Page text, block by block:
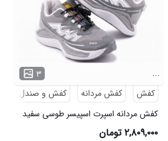
۳
...
کفش
کفش مردانه
کفش و صندل
کفش مردانه اسپرت اسپیسر طوسی سفید
Salamon مدل 50728
۲,۸۰۹,۰۰۰ تومان